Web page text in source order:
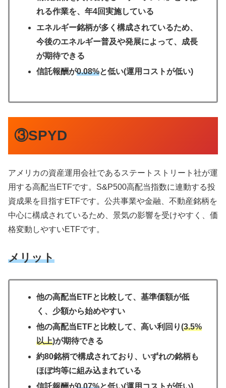
れる作業を、年4回実施している
エネルギー銘柄が多く構成されているため、
今後のエネルギー普及や発展によって、成長
が期待できる
信託報酬が0.08%と低い(運用コストが低い)
③SPYD
アメリカの資産運用会社であるステートストリート社が運
用する高配当ETFです。S&P500高配当指数に連動する投
資成果を目指すETFです。公共事業や金融、不動産銘柄を
中心に構成されているため、景気の影響を受けやすく、価
格変動しやすいETFです。
メリット
他の高配当ETFと比較して、基準価額が低
く、少額から始めやすい
他の高配当ETFと比較して、高い利回り(3.5%
以上)が期待できる
約80銘柄で構成されており、いずれの銘柄も
ほぼ均等に組み込まれている